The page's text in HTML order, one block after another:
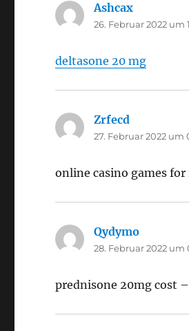
Ashcax
26. Februar 2022 um
deltasone 20 mg
Zrfecd
27. Februar 2022 um
online casino games
Qydymo
28. Februar 2022 um
prednisone 20mg cost –